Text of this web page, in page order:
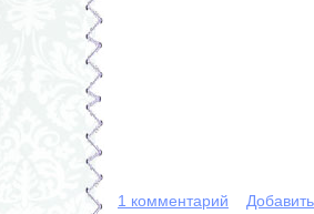
1 комментарий